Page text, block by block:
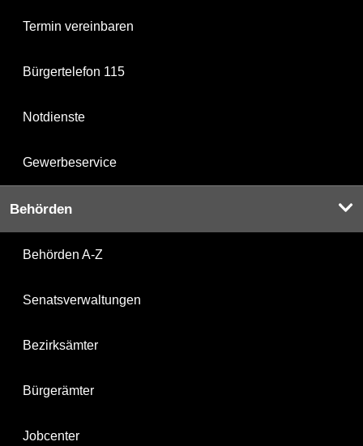
Termin vereinbaren
Bürgertelefon 115
Notdienste
Gewerbeservice
Behörden
Behörden A-Z
Senatsverwaltungen
Bezirksämter
Bürgerämter
Jobcenter